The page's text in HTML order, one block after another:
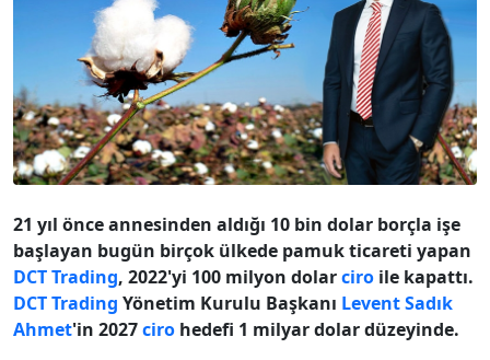
21 yıl önce annesinden aldığı 10 bin dolar borçla işe
başlayan bugün birçok ülkede pamuk ticareti yapan
DCT Trading, 2022'yi 100 milyon dolarciro ile kapattı.
DCT Trading Yönetim Kurulu Başkanı Levent Sadık
Ahmet'in 2027ciro hedefi 1 milyar dolar düzeyinde.